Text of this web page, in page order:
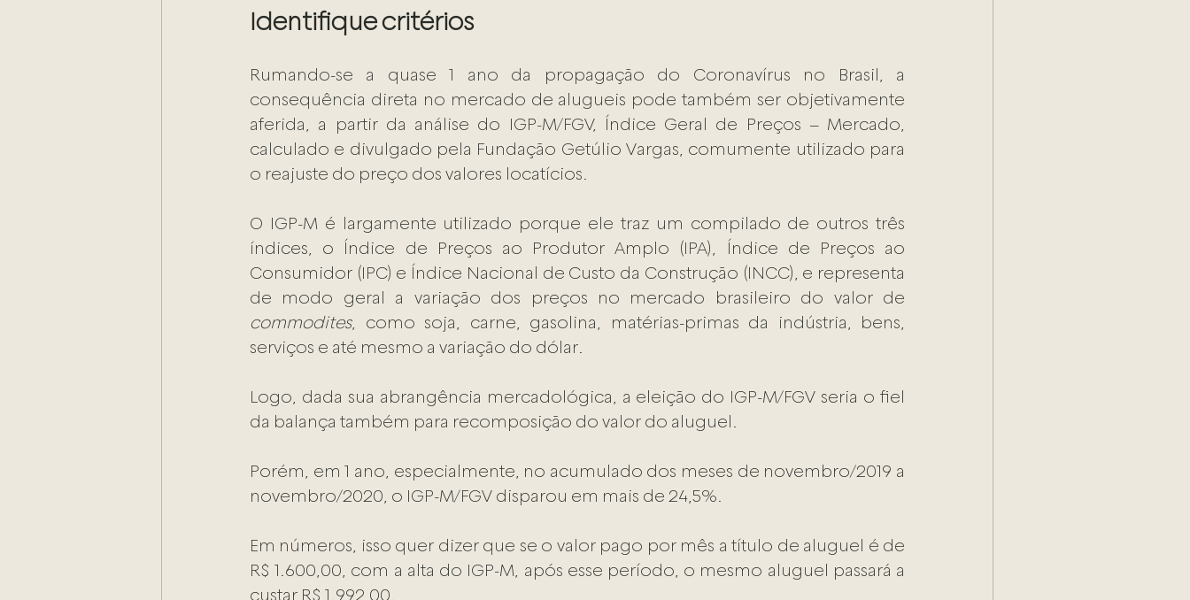
Identifique critérios
Rumando-se a quase 1 ano da propagação do Coronavírus no Brasil, a
consequência direta no mercado de alugueis pode também ser objetivamente
aferida, a partir da análise do IGP-M/FGV, Índice Geral de Preços – Mercado,
calculado e divulgado pela Fundação Getúlio Vargas, comumente utilizado para
o reajuste do preço dos valores locatícios.
O IGP-M é largamente utilizado porque ele traz um compilado de outros três
índices, o Índice de Preços ao Produtor Amplo (IPA), Índice de Preços ao
Consumidor (IPC) e Índice Nacional de Custo da Construção (INCC), e representa
commodites, como soja, carne, gasolina, matérias-primas da indústria, bens,
serviços e até mesmo a variação do dólar.
Logo, dada sua abrangência mercadológica, a eleição do IGP-M/FGV seria o fiel
da balança também para recomposição do valor do aluguel.
Porém, em 1 ano, especialmente, no acumulado dos meses de novembro/2019 a
novembro/2020, o IGP-M/FGV disparou em mais de 24,5%.
Em números, isso quer dizer que se o valor pago por mês a título de aluguel é de
R$ 1.600,00, com a alta do IGP-M, após esse período, o mesmo aluguel passará a
custar R$ 1.992,00.